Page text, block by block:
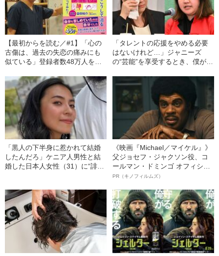
【最初からを読む／#1】「心の
古傷は、過去の失恋の痛みにも
似ている」登録者数48万人を超
る、“心が治るメカニズム”
「タレントの応援をやめる必要
はないけれど…」ジャニーズ
の“芸能”を享受するとき、僕が感
「黒人の下半身に惹かれて結婚
したんだろ」ケニア人男性と結
婚した日本人女性（31）に“誹謗
《映画『Michael／マイケル』》
父ジョセフ・ジャクソン役、コ
ールマン・ドミンゴ オフィシャ
ルインタビュー“観客を魅了した
語る”《日本興収70億円突破》
PR（キノフィルムズ）